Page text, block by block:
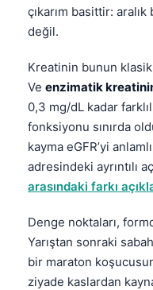
çıkarım basittir:
değil.
Kreatinin bunun
Ve enzimatik
0,3 mg/dL kadar
fonksiyonu sınırda
kayma eGFR’yi
adresindeki ayrıntılı
arasındaki farkı
Denge noktaları,
Yarıştan sonraki
bir maraton
ziyade kaslardan